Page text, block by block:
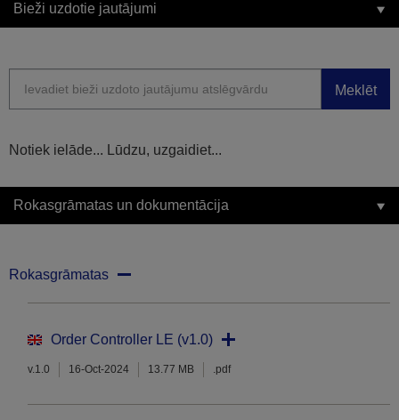
Bieži uzdotie jautājumi
Meklēt
Notiek ielāde... Lūdzu, uzgaidiet...
Rokasgrāmatas un dokumentācija
Rokasgrāmatas
Order Controller LE (v1.0)
v.1.0 16-Oct-2024 13.77 MB .pdf